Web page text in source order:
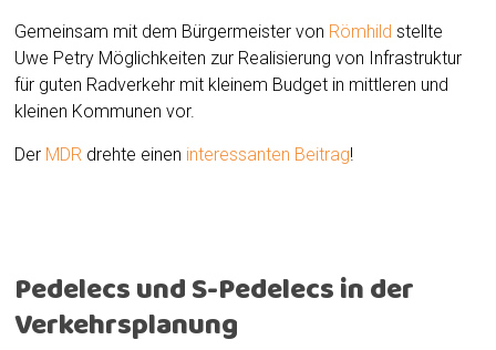
Gemeinsam mit dem Bürgermeister von Römhild stellte
Uwe Petry Möglichkeiten zur Realisierung von Infrastruktur
für guten Radverkehr mit kleinem Budget in mittleren und
kleinen Kommunen vor.
Der MDR drehte einen interessanten Beitrag!
Pedelecs und S-Pedelecs in der
Verkehrsplanung